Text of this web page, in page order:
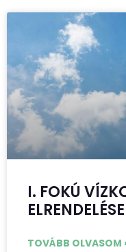
I. FOKÚ
ELRENDELÉSE
TOVÁBB OLVASOM